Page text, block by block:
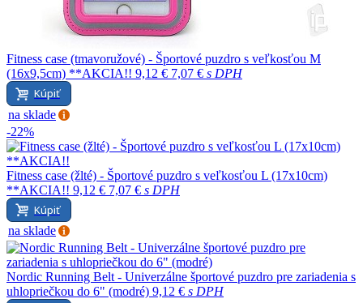
Fitness case (tmavoružové) - Športové puzdro s veľkosťou M
(16x9,5cm) **AKCIA!! 9,12 € 7,07 € s DPH
Kúpiť
na sklade
-22%
Fitness case (žlté) - Športové puzdro s veľkosťou L (17x10cm)
**AKCIA!! 9,12 € 7,07 € s DPH
Kúpiť
na sklade
Nordic Running Belt - Univerzálne športové puzdro pre zariadenia s
uhlopriečkou do 6" (modré) 9,12 € s DPH